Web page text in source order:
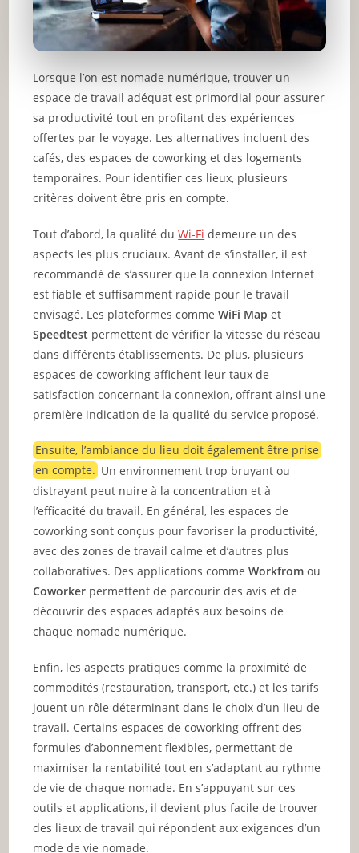
Lorsque l’on est nomade numérique, trouver un
espace de travail adéquat est primordial pour assurer
sa productivité tout en profitant des expériences
offertes par le voyage. Les alternatives incluent des
cafés, des espaces de coworking et des logements
temporaires. Pour identifier ces lieux, plusieurs
critères doivent être pris en compte.
Tout d’abord, la qualité duWi-Fi demeure un des
aspects les plus cruciaux. Avant de s’installer, il est
recommandé de s’assurer que la connexion Internet
est fiable et suffisamment rapide pour le travail
envisagé. Les plateformes commeWiFi Map et
Speedtest permettent de vérifier la vitesse du réseau
dans différents établissements. De plus, plusieurs
espaces de coworking affichent leur taux de
satisfaction concernant la connexion, offrant ainsi une
première indication de la qualité du service proposé.
Ensuite, l’ambiance du lieu doit également être prise
en compte. Un environnement trop bruyant ou
distrayant peut nuire à la concentration et à
l’efficacité du travail. En général, les espaces de
coworking sont conçus pour favoriser la productivité,
avec des zones de travail calme et d’autres plus
collaboratives. Des applications commeWorkfrom ou
Coworker permettent de parcourir des avis et de
découvrir des espaces adaptés aux besoins de
chaque nomade numérique.
Enfin, les aspects pratiques comme la proximité de
commodités (restauration, transport, etc.) et les tarifs
jouent un rôle déterminant dans le choix d’un lieu de
travail. Certains espaces de coworking offrent des
formules d’abonnement flexibles, permettant de
maximiser la rentabilité tout en s’adaptant au rythme
de vie de chaque nomade. En s’appuyant sur ces
outils et applications, il devient plus facile de trouver
des lieux de travail qui répondent aux exigences d’un
mode de vie nomade.